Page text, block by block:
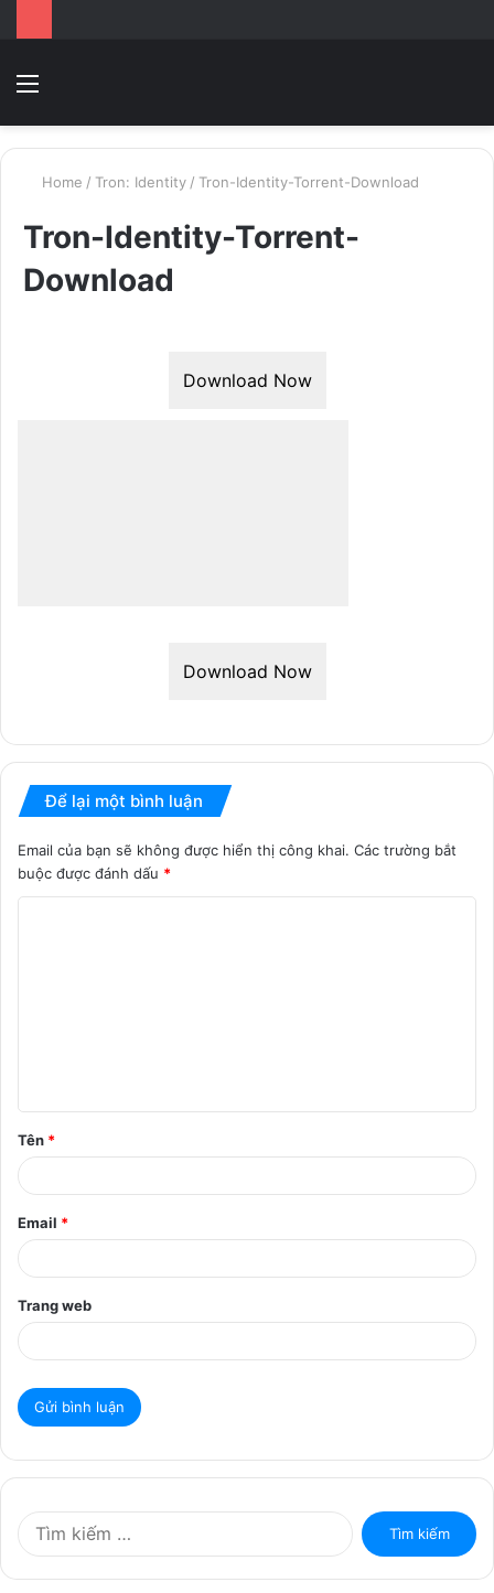
Home / Tron: Identity / Tron-Identity-Torrent-Download
Tron-Identity-Torrent-
Download
Download Now
Download Now
Để lại một bình luận
Email của bạn sẽ không được hiển thị công khai. Các trường bắt
buộc được đánh dấu *
ậ
n
*
Tên *
Email *
Trang web